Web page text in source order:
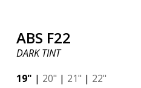
ABS F22
DARK TINT
19" | 20" | 21" | 22"